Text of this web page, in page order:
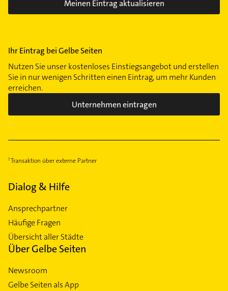
Meinen Eintrag aktualisieren
Ihr Eintrag bei Gelbe Seiten
Nutzen Sie unser kostenloses Einstiegsangebot und erstellen
Sie in nur wenigen Schritten einen Eintrag, um mehr Kunden
erreichen.
Unternehmen eintragen
Transaktion über externe Partner
Dialog & Hilfe
Ansprechpartner
Häufige Fragen
Übersicht aller Städte
Über Gelbe Seiten
Newsroom
Gelbe Seiten als App